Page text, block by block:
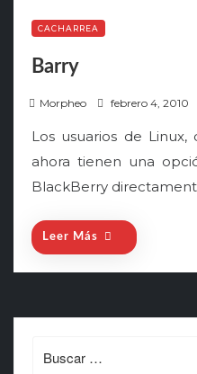
CACHARREA
Barry
Morpheo
s
t
e
o
n
febrero 4, 2010
Los usuarios de
ahora tienen una
BlackBerry
Leer Más
for: